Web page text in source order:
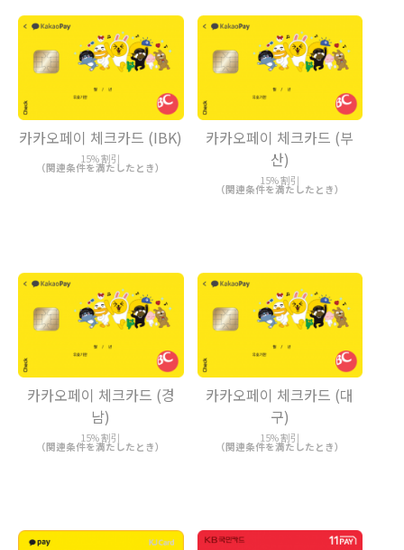
카카오페이 체크카드 (IBK)
15% 割引
（関連条件を満たしたとき）
카카오페이 체크카드 (부
산)
15% 割引
（関連条件を満たしたとき）
카카오페이 체크카드 (경
남)
15% 割引
（関連条件を満たしたとき）
카카오페이 체크카드 (대
구)
15% 割引
（関連条件を満たしたとき）